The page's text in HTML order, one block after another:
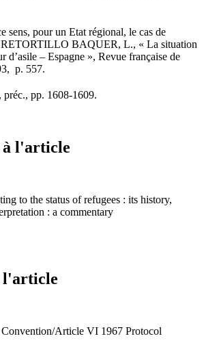
sens, pour un Etat régional, le cas de
BAQUER, L., « La situation
d’asile – Espagne », Revue française de
p. 557.
pp. 1608-1609.
à l'article
to the status of refugees : its history,
: a commentary
l'article
Article VI 1967 Protocol